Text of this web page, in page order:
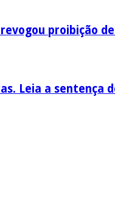
proibição
Leia a sentença